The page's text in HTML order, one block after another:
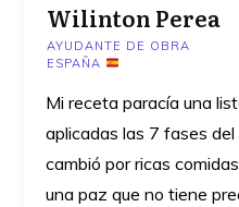
Wilinton Perea
AYUDANTE DE OBRA
ESPAÑA
Mi receta paracía una
aplicadas las 7 fases
cambió por ricas
una paz que no tiene